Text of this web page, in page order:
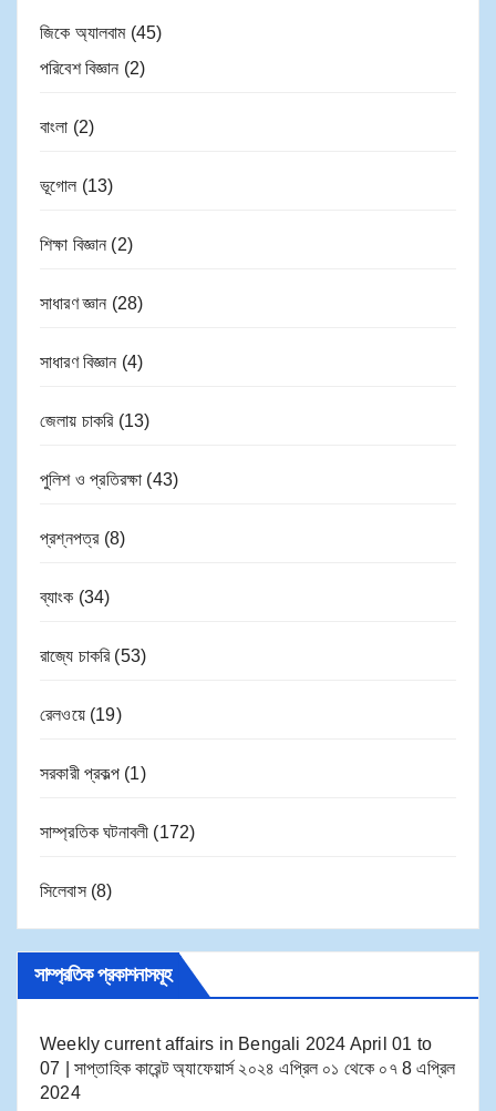
জিকে অ্যালবাম(45)
পরিবেশ বিজ্ঞান (2)
বাংলা (2)
ভূগোল (13)
শিক্ষা বিজ্ঞান (2)
সাধারণ জ্ঞান (28)
সাধারণ বিজ্ঞান (4)
জেলায় চাকরি(13)
পুলিশ ও প্রতিরক্ষা (43)
প্রশ্নপত্র(8)
ব্যাংক (34)
রাজ্যে চাকরি(53)
রেলওয়ে(19)
সরকারী প্রকল্প (1)
সাম্প্রতিক ঘটনাবলী (172)
সিলেবাস(8)
সাম্প্রতিক প্রকাশনাসমূহ
Weekly current affairs in Bengali 2024 April 01 to
07 | সাপ্তাহিক কারেন্ট অ্যাফেয়ার্স ২০২৪ এপ্রিল ০১ থেকে ০৭ 8 এপ্রিল
2024